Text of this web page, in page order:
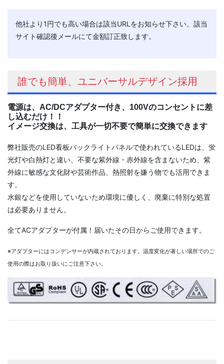
他社より1円でも高い場合は該当URLをお知らせ下さい。該当
サイト確認後メールにて金額訂正致します。
誰でも簡単、ユニバーサルデザイン採用
電源は、AC/DCアダプター付き、100Vのコンセントに差
し込むだけ！！
イメージ交換は、工具が一切不要で簡単に交換できます
弊社販売のLED看板バックライトパネルで使われているLEDは、蛍
光灯や白熱灯と違い、不要な紫外線・赤外線を含まないため、紫
外線に敏感な文化財や芸術作品、熱照射を嫌う物でも活用できま
す。
水銀などを使用していないため環境に優しく、廃棄に特別な処置
は必要ありません。
全てACアダプターが付属！届いたその日からご使用できます。
※アダプターにはコンデンサーが内蔵されております。温度変化が著しい場所でのご
使用の際はお取り扱いにご注意下さい。